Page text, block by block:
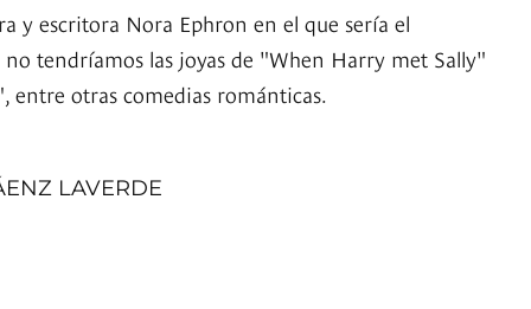
y escritora Nora Ephron en el que sería el
no tendríamos las joyas de "When Harry met Sally"
entre otras comedias románticas.
LAVERDE